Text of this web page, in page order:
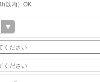
以内）OK